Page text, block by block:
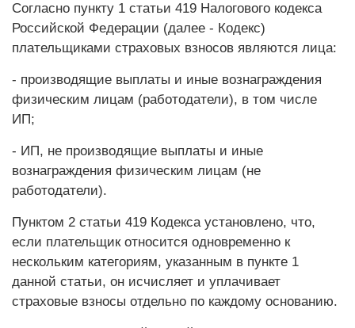
Согласно пункту 1 статьи 419 Налогового кодекса
Российской Федерации (далее - Кодекс)
плательщиками страховых взносов являются лица:
- производящие выплаты и иные вознаграждения
физическим лицам (работодатели), в том числе
ИП;
- ИП, не производящие выплаты и иные
вознаграждения физическим лицам (не
работодатели).
Пунктом 2 статьи 419 Кодекса установлено, что,
если плательщик относится одновременно к
нескольким категориям, указанным в пункте 1
данной статьи, он исчисляет и уплачивает
страховые взносы отдельно по каждому основанию.